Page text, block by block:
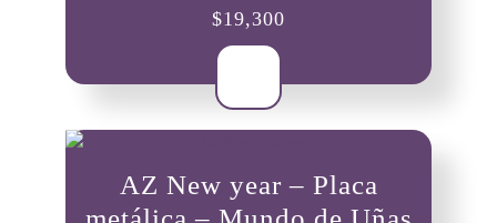
$19,300
AZ New year – Placa